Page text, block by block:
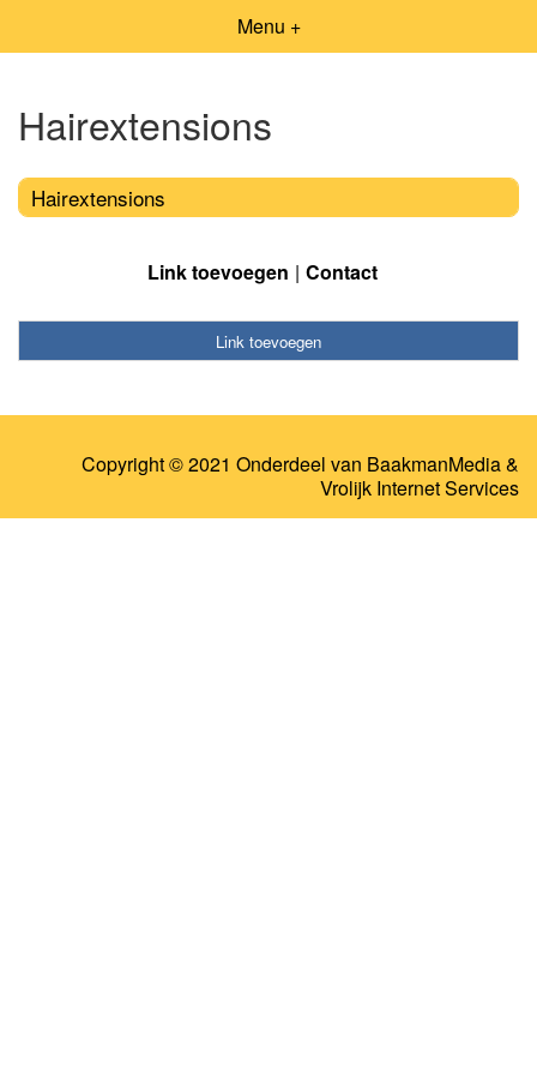
Menu +
Hairextensions
Hairextensions
Link toevoegen Contact
Link toevoegen
Copyright © 2021 Onderdeel van BaakmanMedia&
Vrolijk Internet Services